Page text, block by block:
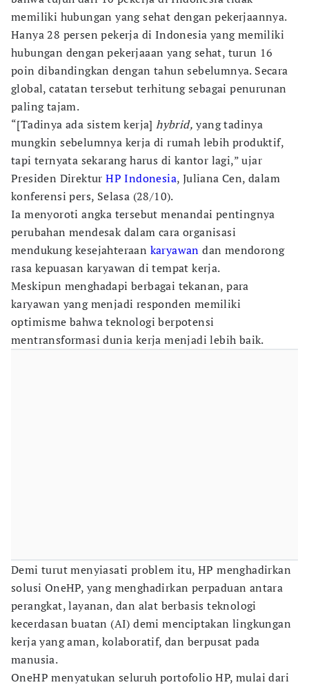
memiliki hubungan yang sehat dengan pekerjaannya.
Hanya 28 persen pekerja di Indonesia yang memiliki
hubungan dengan pekerjaaan yang sehat, turun 16
poin dibandingkan dengan tahun sebelumnya. Secara
global, catatan tersebut terhitung sebagai penurunan
paling tajam.
“[Tadinya ada sistem kerja]hybrid, yang tadinya
mungkin sebelumnya kerja di rumah lebih produktif,
tapi ternyata sekarang harus di kantor lagi,” ujar
Presiden DirekturHP Indonesia, Juliana Cen, dalam
konferensi pers, Selasa (28/10).
Ia menyoroti angka tersebut menandai pentingnya
perubahan mendesak dalam cara organisasi
mendukung kesejahteraan karyawan dan mendorong
rasa kepuasan karyawan di tempat kerja.
Meskipun menghadapi berbagai tekanan, para
karyawan yang menjadi responden memiliki
optimisme bahwa teknologi berpotensi
mentransformasi dunia kerja menjadi lebih baik.
Demi turut menyiasati problem itu, HP menghadirkan
solusi OneHP, yang menghadirkan perpaduan antara
perangkat, layanan, dan alat berbasis teknologi
kecerdasan buatan (AI) demi menciptakan lingkungan
kerja yang aman, kolaboratif, dan berpusat pada
manusia.
OneHP menyatukan seluruh portofolio HP, mulai dari